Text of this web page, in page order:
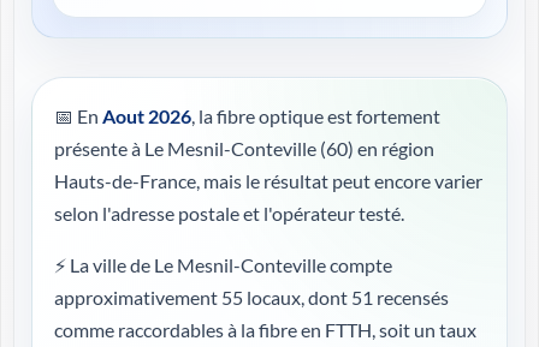
📅 En Aout 2026, la fibre optique est fortement
présente à Le Mesnil-Conteville (60) en région
Hauts-de-France, mais le résultat peut encore varier
selon l'adresse postale et l'opérateur testé.
⚡ La ville de Le Mesnil-Conteville compte
approximativement 55 locaux, dont 51 recensés
comme raccordables à la fibre en FTTH, soit un taux